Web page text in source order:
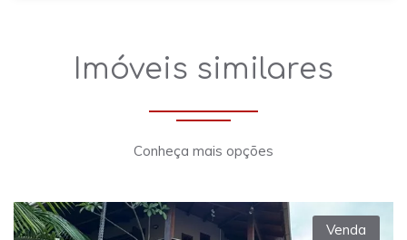
Imóveis similares
Conheça mais opções
Venda